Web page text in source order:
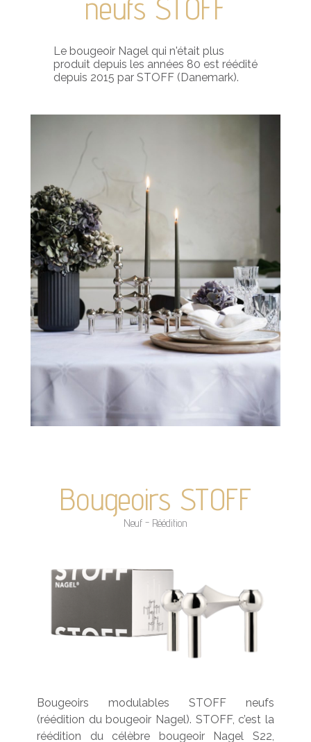
neufs STOFF
Le bougeoir Nagel qui n'était plus
produit depuis les années 80 est réédité
depuis 2015 par STOFF (Danemark).
Bougeoirs STOFF
Neuf - Réédition
Bougeoirs modulables STOFF neufs
(réédition du bougeoir Nagel). STOFF, c’est la
réédition du célèbre bougeoir Nagel S22,